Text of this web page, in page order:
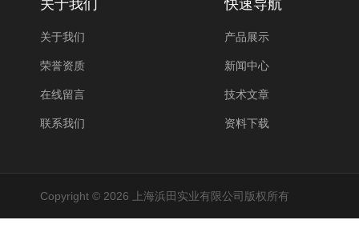
关于我们
关于我们
荣誉资质
在线留言
联系我们
快速导航
产品展示
新闻中心
技术文章
资料下载
Copyright © 2026 上海浜田实业有限公司版权所有